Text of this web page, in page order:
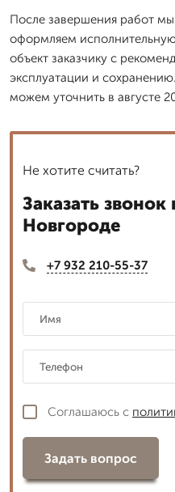
После завершения работ
оформляем
объект заказчику с
эксплуатации и
можем уточнить в августе
Не хотите считать?
Заказать
Новгороде
+7 932 210-55-37
Соглашаюсь с
Задать вопрос